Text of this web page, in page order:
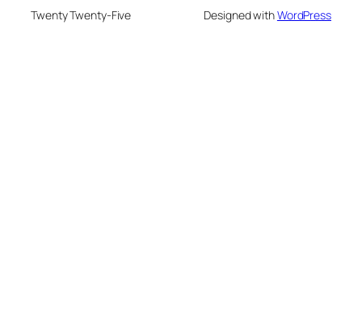
Twenty Twenty-Five Designed withWordPress